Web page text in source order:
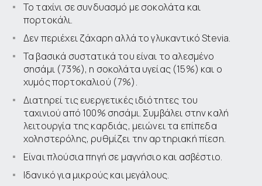
Το ταχίνι σε συνδυασμό με σοκολάτα και
πορτοκάλι.
Δεν περιέχει ζάχαρη αλλά το γλυκαντικό Stevia.
Τα βασικά συστατικά του είναι το αλεσμένο
σησάμι (73%), η σοκολάτα υγείας (15%) και ο
χυμός πορτοκαλιού (7%).
Διατηρεί τις ευεργετικές ιδιότητες του
ταχινιού από 100% σησάμι. Συμβάλει στην καλή
λειτουργία της καρδιάς, μειώνει τα επίπεδα
χοληστερόλης, ρυθμίζει την αρτηριακή πίεση.
Είναι πλούσια πηγή σε μαγνήσιο και ασβέστιο.
Ιδανικό για μικρούς και μεγάλους.